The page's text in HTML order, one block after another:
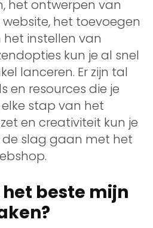
het ontwerpen van
het toevoegen
instellen van
kun je al snel
lanceren. Er zijn tal
en resources die je
stap van het
en creativiteit kun je
de slag gaan met het
beste mijn